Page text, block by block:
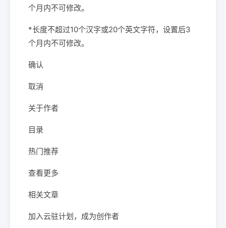
个月内不可修改。
*长度不超过10个汉字或20个英文字符，设置后3
个月内不可修改。
确认
取消
关于作者
目录
热门推荐
查看更多
相关文章
加入云驻计划，成为创作者